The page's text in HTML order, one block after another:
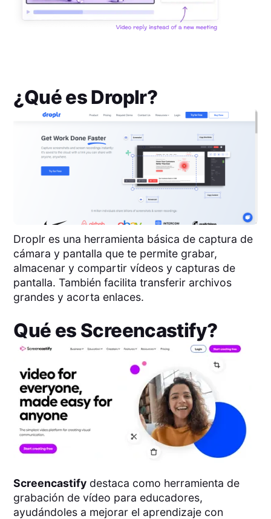
¿Qué esDroplr?
Droplr es una herramienta básica de captura de
cámara y pantalla que te permite grabar,
almacenar y compartir vídeos y capturas de
pantalla. También facilita transferir archivos
grandes y acorta enlaces.
Qué es Screencastify?
Screencastify destaca como herramienta de
grabación de vídeo para educadores,
ayudándoles a mejorar el aprendizaje con